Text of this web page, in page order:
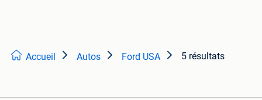
Accueil Autos Ford USA 5 résultats